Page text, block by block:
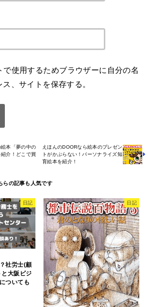
で使用するためブラウザーに自分の名
、サイトを保存する。
本「夢の中の
介！どこで買
えほんのDOORなら絵本のプレゼン
トがかぶらない！パーソナライズ知
育絵本を紹介！
日記
社労士(顧
と大阪ビジ
ついても
日記